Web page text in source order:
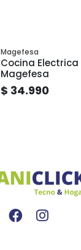
Magefesa
Cocina Electrica
Magefesa
$ 34.990